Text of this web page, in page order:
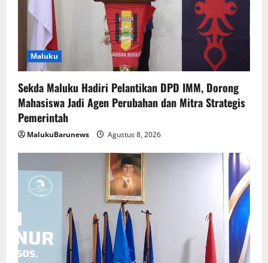
Maluku
Sekda Maluku Hadiri Pelantikan DPD IMM, Dorong
Mahasiswa Jadi Agen Perubahan dan Mitra Strategis
Pemerintah
MalukuBarunews Agustus 8, 2026